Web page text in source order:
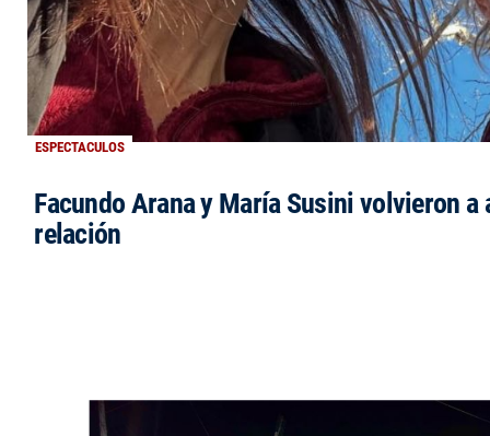
ESPECTACULOS
Facundo Arana y María Susini volvieron a
relación